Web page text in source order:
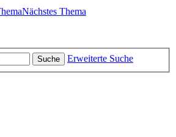
Nächstes Thema
Suche
Erweiterte Suche